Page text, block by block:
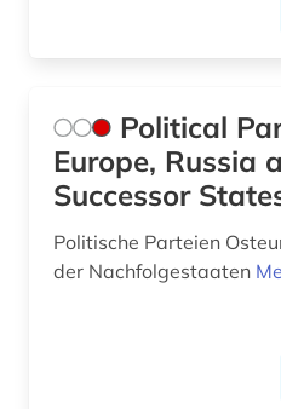
Political
Europe, Russia
Successor
Politische Parteien
der Nachfolgestaaten